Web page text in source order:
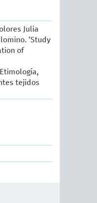
Julia
‘Study
of
tejidos